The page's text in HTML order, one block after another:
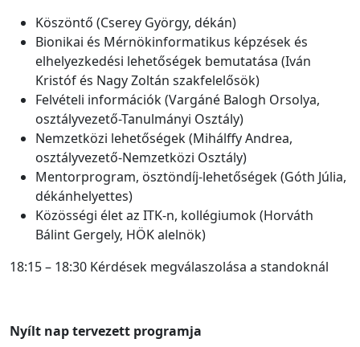
Köszöntő (Cserey György, dékán)
Bionikai és Mérnökinformatikus képzések és
elhelyezkedési lehetőségek bemutatása (Iván
Kristóf és Nagy Zoltán szakfelelősök)
Felvételi információk (Vargáné Balogh Orsolya,
osztályvezető-Tanulmányi Osztály)
Nemzetközi lehetőségek (Mihálffy Andrea,
osztályvezető-Nemzetközi Osztály)
Mentorprogram, ösztöndíj-lehetőségek (Góth Júlia,
dékánhelyettes)
Közösségi élet az ITK-n, kollégiumok (Horváth
Bálint Gergely, HÖK alelnök)
18:15 – 18:30 Kérdések megválaszolása a standoknál
Nyílt nap tervezett programja